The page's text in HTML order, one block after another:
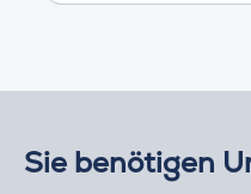
Sie benötigen